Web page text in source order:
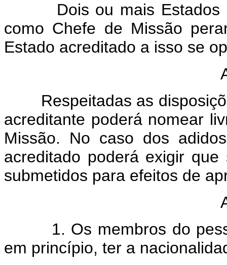
Dois ou mais Estados
como Chefe de Missão
Estado acreditado a isso se
Respeitadas as
acreditante poderá nomear
Missão. No caso dos
acreditado poderá exigir
submetidos para efeitos de
1. Os membros do
em princípio, ter a